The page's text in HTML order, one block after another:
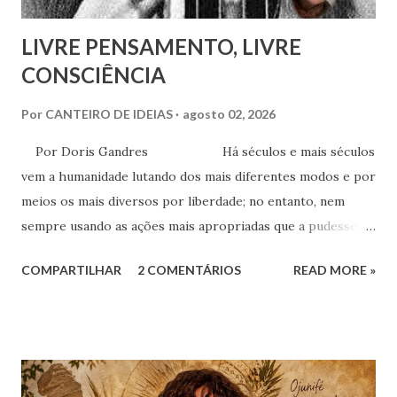
LIVRE PENSAMENTO, LIVRE
CONSCIÊNCIA
Por CANTEIRO DE IDEIAS agosto 02, 2026
Por Doris Gandres Há séculos e mais séculos
vem a humanidade lutando dos mais diferentes modos e por
meios os mais diversos por liberdade; no entanto, nem
sempre usando as ações mais apropriadas que a pudessem
aspecto material, terreno... Mesmo civilizações,
onde vige pressão, opressão, cerceamento, coação e
COMPARTILHAR 2 COMENTÁRIOS READ MORE »